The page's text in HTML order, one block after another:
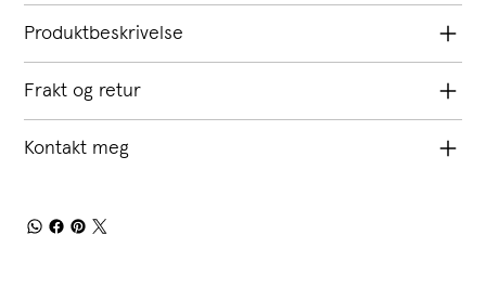
Produktbeskrivelse
Frakt og retur
Kontakt meg